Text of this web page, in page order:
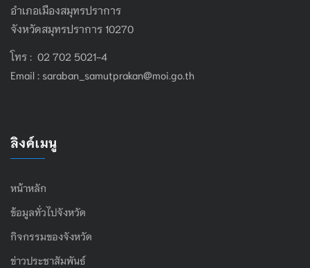
อำเภอเมืองสมุทรปราการ
จังหวัดสมุทรปราการ 10270
โทร : 02 702 5021-4
Email : saraban_samutprakan@moi.go.th
ลิงค์เมนู
หน้าหลัก
ข้อมูลทั่วไปจังหวัด
กิจกรรมของจังหวัด
ข่าวประชาสัมพันธ์